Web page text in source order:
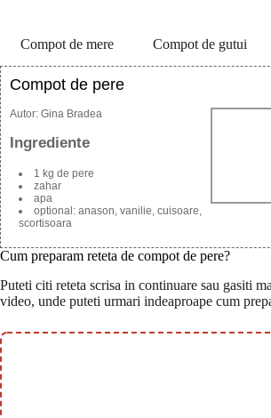
Compot de mere Compot de gutui
Compot de pere
Autor: Gina Bradea
Ingrediente
1 kg de pere
zahar
apa
optional: anason, vanilie, cuisoare,
scortisoara
Cum preparam reteta de compot de pere?
Puteti citi reteta scrisa in continuare sau gasiti
video, unde puteti urmari indeaproape cum